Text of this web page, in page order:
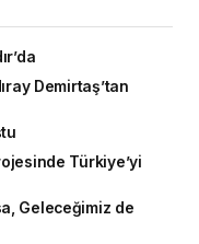
Demirtaş’tan
Türkiye’yi
Geleceğimiz de